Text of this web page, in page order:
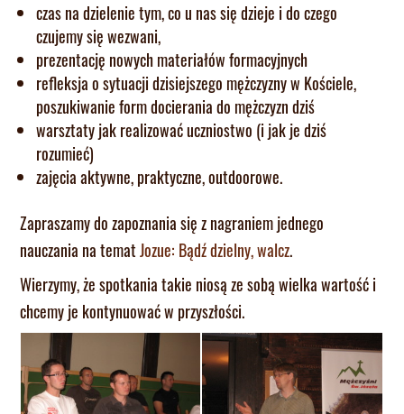
czas na dzielenie tym, co u nas się dzieje i do czego
czujemy się wezwani,
prezentację nowych materiałów formacyjnych
refleksja o sytuacji dzisiejszego mężczyzny w Kościele,
poszukiwanie form docierania do mężczyzn dziś
warsztaty jak realizować uczniostwo (i jak je dziś
rozumieć)
zajęcia aktywne, praktyczne, outdoorowe.
Zapraszamy do zapoznania się z nagraniem jednego
nauczania na tematJozue: Bądź dzielny, walcz.
Wierzymy, że spotkania takie niosą ze sobą wielka wartość i
chcemy je kontynuować w przyszłości.